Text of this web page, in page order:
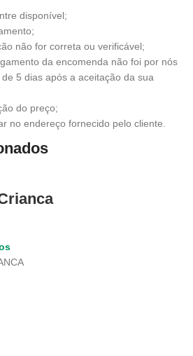
disponível;
não for correta ou verificável;
da encomenda não foi por nós
5 dias após a aceitação da sua
do preço;
no endereço fornecido pelo cliente.